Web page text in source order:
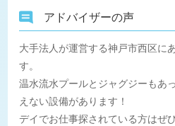
アドバイザーの声
大手法人が運営する神戸市西区に
す。
温水流水プールとジャグジーもあ
えない設備があります！
デイでお仕事探されている方はぜ